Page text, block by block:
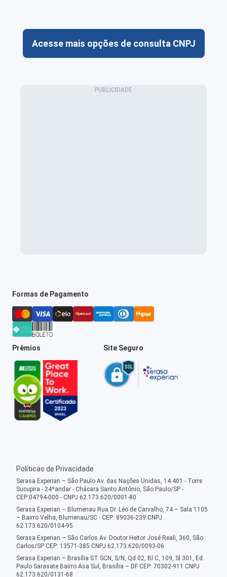
Acesse mais opções de consulta CNPJ
Formas de Pagamento
Prêmios Site Seguro
Políticas de Privacidade
Serasa Experian – São Paulo Av. das Nações Unidas, 14.401 - Torre
Sucupira - 24ºandar - Chácara Santo Antônio, São Paulo/SP -
CEP:04794-000 - CNPJ 62.173.620/0001-80
Serasa Experian – Blumenau Rua Dr. Léo de Carvalho, 74 – Sala 1105
– Bairro Velha, Blumenau/SC - CEP: 89036-239 CNPJ
62.173.620/0104-95
Serasa Experian – São Carlos Av. Doutor Heitor José Reali, 360, São
Carlos/SP CEP: 13571-385 CNPJ 62.173.620/0093-06
Serasa Experian – Brasília ST SCN, S/N, Qd 02, Bl C, 109, Sl 301, Ed.
Paulo Sarasate Bairro Asa Sul, Brasília – DF CEP: 70302-911 CNPJ
62.173.620/0131-68